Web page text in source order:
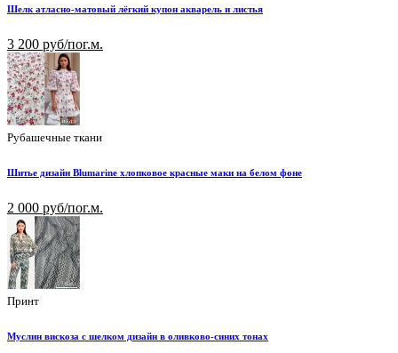
Шелк атласно-матовый лёгкий купон акварель и листья
3 200 руб/пог.м.
Рубашечные ткани
Шитье дизайн Blumarine хлопковое красные маки на белом фоне
2 000 руб/пог.м.
Принт
Муслин вискоза с шелком дизайн в оливково-синих тонах